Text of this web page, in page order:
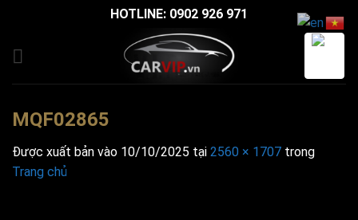
nội
HOTLINE: 0902 926 971
MQF02865
Được xuất bản vào 10/10/2025 tại 2560 × 1707 trong
Trang chủ